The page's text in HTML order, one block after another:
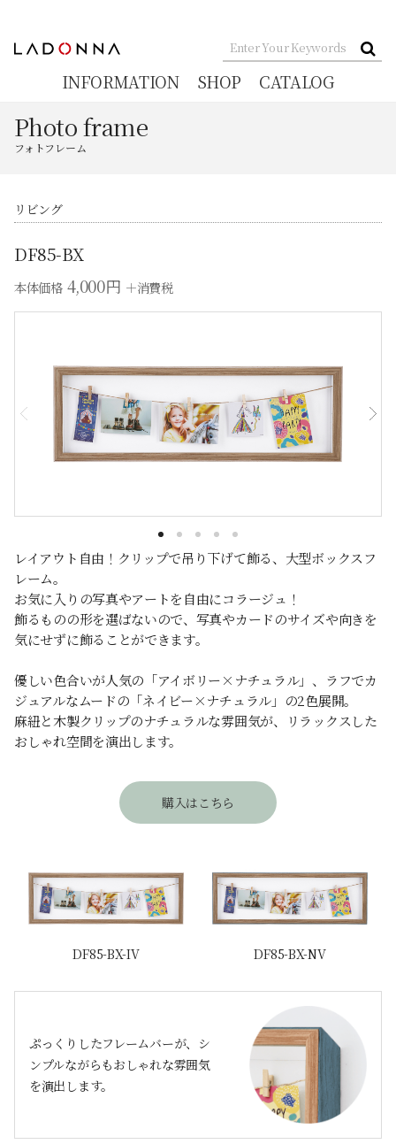
Photo frame
フォトフレーム
リビング
DF85-BX
本体価格 4,000円 ＋消費税
レイアウト自由！クリップで吊り下げて飾る、大型ボックスフ
レーム。
お気に入りの写真やアートを自由にコラージュ！
飾るものの形を選ばないので、写真やカードのサイズや向きを
気にせずに飾ることができます。
優しい色合いが人気の「アイボリー×ナチュラル」、ラフでカ
ジュアルなムードの「ネイビー×ナチュラル」の2色展開。
麻紐と木製クリップのナチュラルな雰囲気が、リラックスした
おしゃれ空間を演出します。
購入はこちら
DF85-BX-IV DF85-BX-NV
ぷっくりしたフレームバーが、シ
ンプルながらもおしゃれな雰囲気
を演出します。
INFORMATION SHOP CATALOG